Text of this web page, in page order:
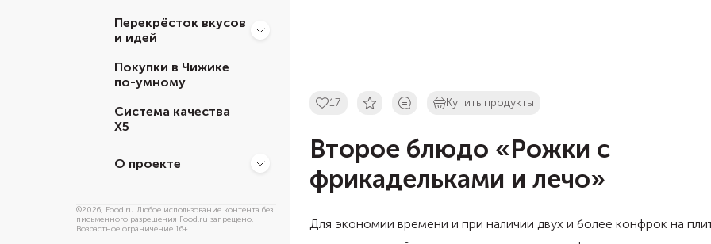
Перекрёсток вкусов
и идей
Покупки в Чижике
по-умному
Система качества
Х5
О проекте
©2026, Food.ru Любое использование контента без
письменного разрешения Food.ru запрещено.
Возрастное ограничение 16+
17 Купить продукты
Второе блюдо «Рожки с
фрикадельками и лечо»
Для экономии времени и при наличии двух и более конфрок на